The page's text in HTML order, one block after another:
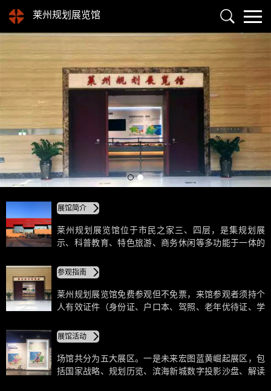
莱州规划展览馆
展馆简介
莱州规划展览馆位于市民之家三、四层，是集规划展
示、科普教育、特色旅游、商务休闲等多功能于一体的
态、智慧、创意、人性的设计原则，利用传统图文展示
手段和现代化高科技展示形式相融合的方法，多元化地
向来宾展示莱州今天辉煌建设成就和明天美好规划蓝
图。
参观指南
莱州规划展览馆免费参观但不免票，来馆参观者须持个
人有效证件（身份证、户口本、驾照、老年优待证、学
取门票后凭票进馆，门票当日有效，过期作废。开放时
间：周二、周三、周五、周六、周日，上午8:30——
11:30、下午14:30——17:00，周一、周四闭馆检修。
展馆活动
场馆共分为五大展区。一是未来宏图蓝黄崛起展区，包
括国家战略、规划历览、滨海新城数字投影沙盘、解读